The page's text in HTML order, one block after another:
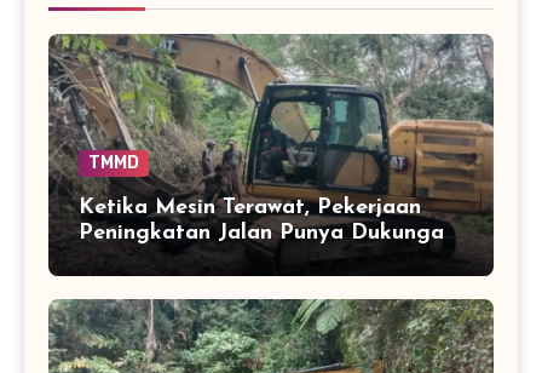
TMMD
Ketika Mesin Terawat, Pekerjaan
Peningkatan Jalan Punya Dukungan
Lebih Baik